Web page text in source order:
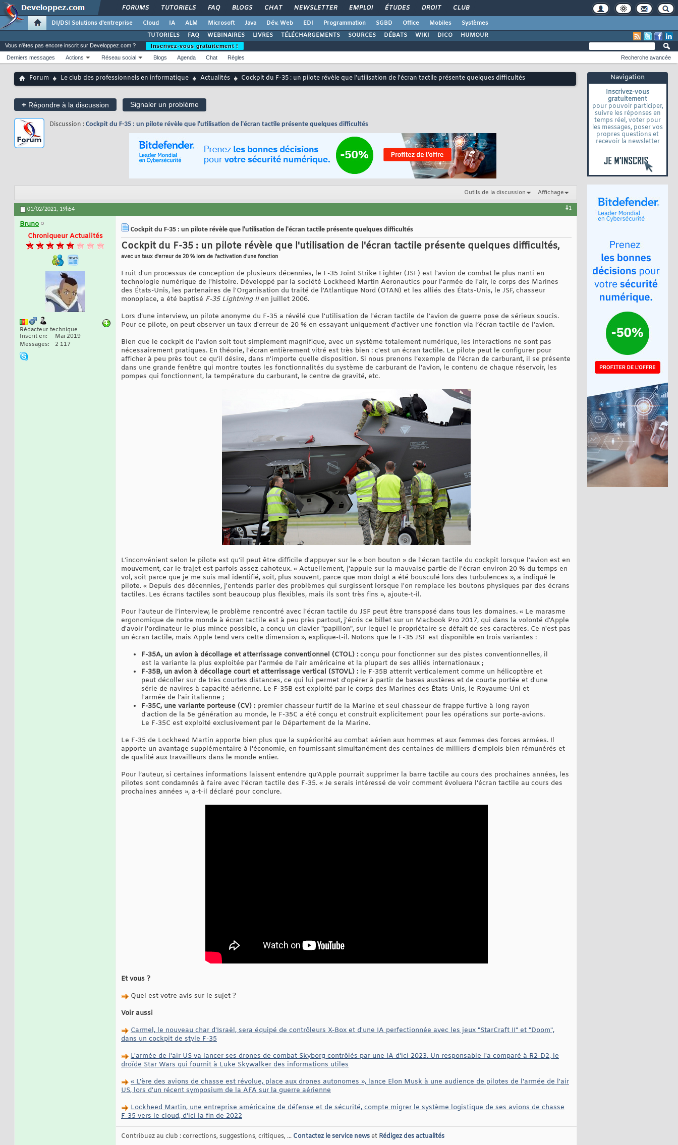
FORUMS TUTORIELS FAQ BLOGS CHAT NEWSLETTER EMPLOI ÉTUDES DROIT CLUB
DI/DSI Solutions d'entreprise Cloud IA ALM Microsoft Java Dév. Web EDI Programmation SGBD Office Mobiles
Systèmes
TUTORIELS
FAQ WEBINAIRES LIVRES TÉLÉCHARGEMENTS SOURCES DÉBATS WIKI DICO HUMOUR
Navigation
Inscrivez-vous
gratuitement
pour pouvoir participer,
suivre les réponses en
temps réel, voter pour
les messages, poser vos
propres questions et
recevoir la newsletter
Vous n'êtes pas encore inscrit sur Developpez.com ?
Inscrivez-vous gratuitement !
Derniers messages
Actions Réseau social Blogs Agenda Chat Règles Recherche avancée
Forum Le club des professionnels en informatique Actualités Cockpit du F-35 : un pilote révèle que l'utilisation de l'écran tactile présente quelques difficultés
+ Répondre à la discussion Signaler un problème
Discussion : Cockpit du F-35 : un pilote révèle que l'utilisation de l'écran tactile présente quelques difficultés
Outils de la discussion Affichage
01/02/2021, 19h54 #1
Bruno
Chroniqueur Actualités
Rédacteur technique
Inscrit en
Mai 2019
Messages
2 117
Cockpit du F-35 : un pilote révèle que l'utilisation de l'écran tactile présente quelques difficultés
Cockpit du F-35 : un pilote révèle que l'utilisation de l'écran tactile présente quelques difficultés,
avec un taux d'erreur de 20 % lors de l'activation d'une fonction
Fruit d'un processus de conception de plusieurs décennies, le F-35 Joint Strike Fighter (JSF) est l'avion de combat le plus nanti en
technologie numérique de l'histoire. Développé par la société Lockheed Martin Aeronautics pour l'armée de l'air, le corps des Marines
des États-Unis, les partenaires de l'Organisation du traité de l'Atlantique Nord (OTAN) et les alliés des États-Unis, le JSF, chasseur
monoplace, a été baptisé F-35 Lightning IIen juillet 2006.
Lors d’une interview, un pilote anonyme du F-35 a révélé que l'utilisation de l'écran tactile de l’avion de guerre pose de sérieux soucis.
Pour ce pilote, on peut observer un taux d'erreur de 20 % en essayant uniquement d'activer une fonction via l’écran tactile de l’avion.
Bien que le cockpit de l’avion soit tout simplement magnifique, avec un système totalement numérique, les interactions ne sont pas
nécessairement pratiques. En théorie, l'écran entièrement vitré est très bien : c'est un écran tactile. Le pilote peut le configurer pour
afficher à peu près tout ce qu’il désire, dans n'importe quelle disposition. Si nous prenons l’exemple de l’écran de carburant, il se présente
dans une grande fenêtre qui montre toutes les fonctionnalités du système de carburant de l'avion, le contenu de chaque réservoir, les
pompes qui fonctionnent, la température du carburant, le centre de gravité, etc.
L’inconvénient selon le pilote est qu’il peut être difficile d'appuyer sur le « bon bouton » de l'écran tactile du cockpit lorsque l'avion est en
mouvement, car le trajet est parfois assez cahoteux. « Actuellement, j'appuie sur la mauvaise partie de l'écran environ 20 % du temps en
vol, soit parce que je me suis mal identifié, soit, plus souvent, parce que mon doigt a été bousculé lors des turbulences », a indiqué le
pilote. « Depuis des décennies, j'entends parler des problèmes qui surgissent lorsque l'on remplace les boutons physiques par des écrans
tactiles. Les écrans tactiles sont beaucoup plus flexibles, mais ils sont très fins », ajoute-t-il.
Pour l’auteur de l’interview, le problème rencontré avec l'écran tactile du JSF peut être transposé dans tous les domaines. « Le marasme
ergonomique de notre monde à écran tactile est à peu près partout, j'écris ce billet sur un Macbook Pro 2017, qui dans la volonté d'Apple
d'avoir l'ordinateur le plus mince possible, a conçu un clavier "papillon", sur lequel le propriétaire se défait de ses caractères. Ce n'est pas
un écran tactile, mais Apple tend vers cette dimension », explique-t-il. Notons que le F-35 JSF est disponible en trois variantes :
F-35A, un avion à décollage et atterrissage conventionnel (CTOL) : conçu pour fonctionner sur des pistes conventionnelles, il
est la variante la plus exploitée par l'armée de l'air américaine et la plupart de ses alliés internationaux ;
F-35B, un avion à décollage court et atterrissage vertical (STOVL) : le F-35B atterrit verticalement comme un hélicoptère et
peut décoller sur de très courtes distances, ce qui lui permet d'opérer à partir de bases austères et de courte portée et d'une
série de navires à capacité aérienne. Le F-35B est exploité par le corps des Marines des États-Unis, le Royaume-Uni et
l'armée de l'air italienne ;
F-35C, une variante porteuse (CV) : premier chasseur furtif de la Marine et seul chasseur de frappe furtive à long rayon
d'action de la 5e génération au monde, le F-35C a été conçu et construit explicitement pour les opérations sur porte-avions.
Le F-35C est exploité exclusivement par le Département de la Marine.
Le F-35 de Lockheed Martin apporte bien plus que la supériorité au combat aérien aux hommes et aux femmes des forces armées. Il
apporte un avantage supplémentaire à l'économie, en fournissant simultanément des centaines de milliers d'emplois bien rémunérés et
de qualité aux travailleurs dans le monde entier.
Pour l’auteur, si certaines informations laissent entendre qu’Apple pourrait supprimer la barre tactile au cours des prochaines années, les
pilotes sont condamnés à faire avec l’écran tactile des F-35. « Je serais intéressé de voir comment évoluera l'écran tactile au cours des
prochaines années », a-t-il déclaré pour conclure.
Et vous ?
Quel est votre avis sur le sujet ?
Voir aussi
Carmel, le nouveau char d'Israël, sera équipé de contrôleurs X-Box et d'une IA perfectionnée avec les jeux "StarCraft II" et "Doom",
dans un cockpit de style F-35
L'armée de l'air US va lancer ses drones de combat Skyborg contrôlés par une IA d'ici 2023. Un responsable l'a comparé à R2-D2, le
droïde Star Wars qui fournit à Luke Skywalker des informations utiles
« L'ère des avions de chasse est révolue, place aux drones autonomes », lance Elon Musk à une audience de pilotes de l'armée de l'air
US, lors d'un récent symposium de la AFA sur la guerre aérienne
Lockheed Martin, une entreprise américaine de défense et de sécurité, compte migrer le système logistique de ses avions de chasse
F-35 vers le cloud, d'ici la fin de 2022
Contribuez au club : corrections, suggestions, critiques, ... Contactez le service newset Rédigez des actualités